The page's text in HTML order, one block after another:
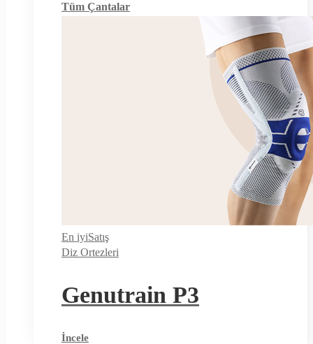
Tüm Çantalar
En iyiSatış
Diz Ortezleri
Genutrain P3
İncele